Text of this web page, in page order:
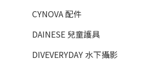
CYNOVA 配件
DAINESE 兒童護具
DIVEVERYDAY 水下攝影